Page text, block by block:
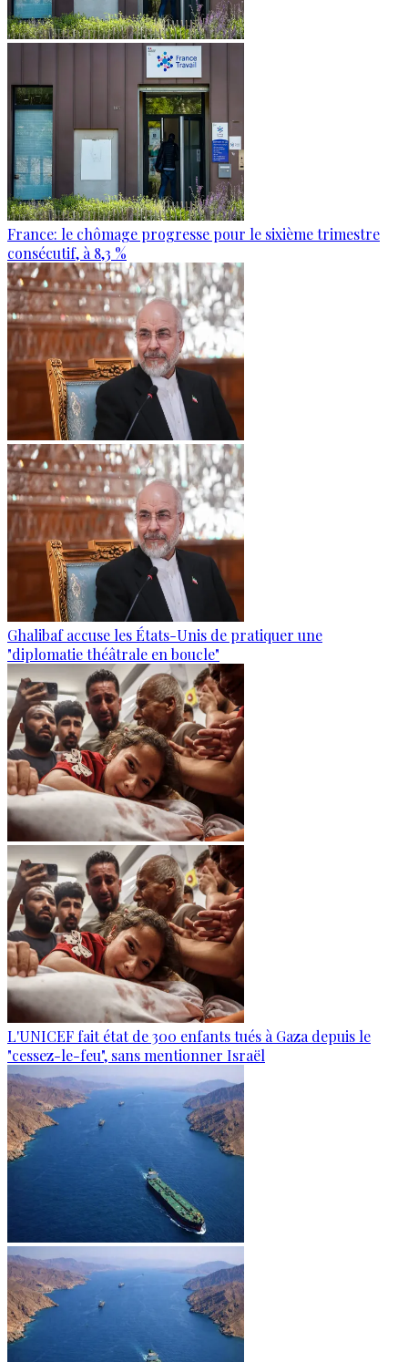
France: le chômage progresse pour le sixième trimestre
consécutif, à 8,3 %
Ghalibaf accuse les États-Unis de pratiquer une
"diplomatie théâtrale en boucle"
L'UNICEF fait état de 300 enfants tués à Gaza depuis le
"cessez-le-feu", sans mentionner Israël